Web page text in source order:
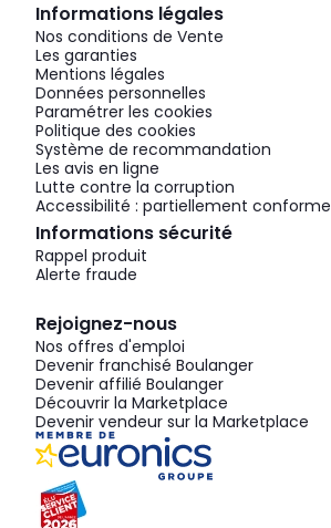
Informations légales
Nos conditions de Vente
Les garanties
Mentions légales
Données personnelles
Paramétrer les cookies
Politique des cookies
Système de recommandation
Les avis en ligne
Lutte contre la corruption
Accessibilité : partiellement conforme
Informations sécurité
Rappel produit
Alerte fraude
Rejoignez-nous
Nos offres d'emploi
Devenir franchisé Boulanger
Devenir affilié Boulanger
Découvrir la Marketplace
Devenir vendeur sur la Marketplace